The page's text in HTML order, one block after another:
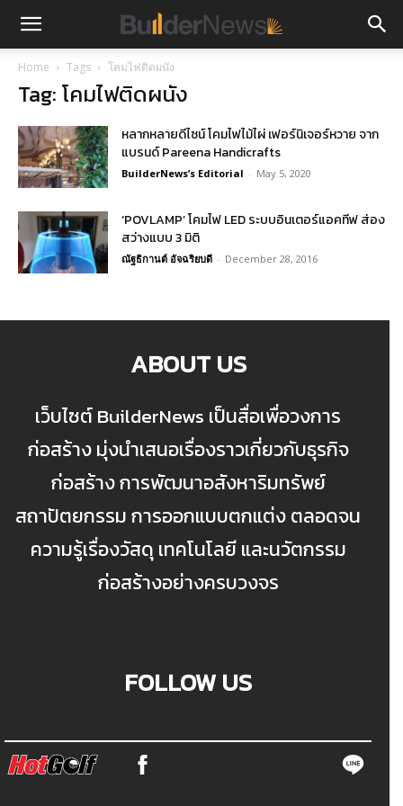
Home Tags โคมไฟติดผนัง
Tag: โคมไฟติดผนัง
หลากหลายดีไซน์ โคมไฟไม้ไผ่ เฟอร์นิเจอร์หวาย จาก
แบรนด์ Pareena Handicrafts
BuilderNews’s Editorial - May 5, 2020
‘POVLAMP’ โคมไฟ LED ระบบอินเตอร์แอคทีฟ ส่อง
สว่างแบบ 3 มิติ
ณัฐธิกานต์ อัจฉริยบดี - December 28, 2016
ABOUT US
เว็บไซต์ BuilderNews เป็นสื่อเพื่อวงการ
ก่อสร้าง มุ่งนำเสนอเรื่องราวเกี่ยวกับธุรกิจ
ก่อสร้าง การพัฒนาอสังหาริมทรัพย์
สถาปัตยกรรม การออกแบบตกแต่ง ตลอดจน
ความรู้เรื่องวัสดุ เทคโนโลยี และนวัตกรรม
ก่อสร้างอย่างครบวงจร
FOLLOW US